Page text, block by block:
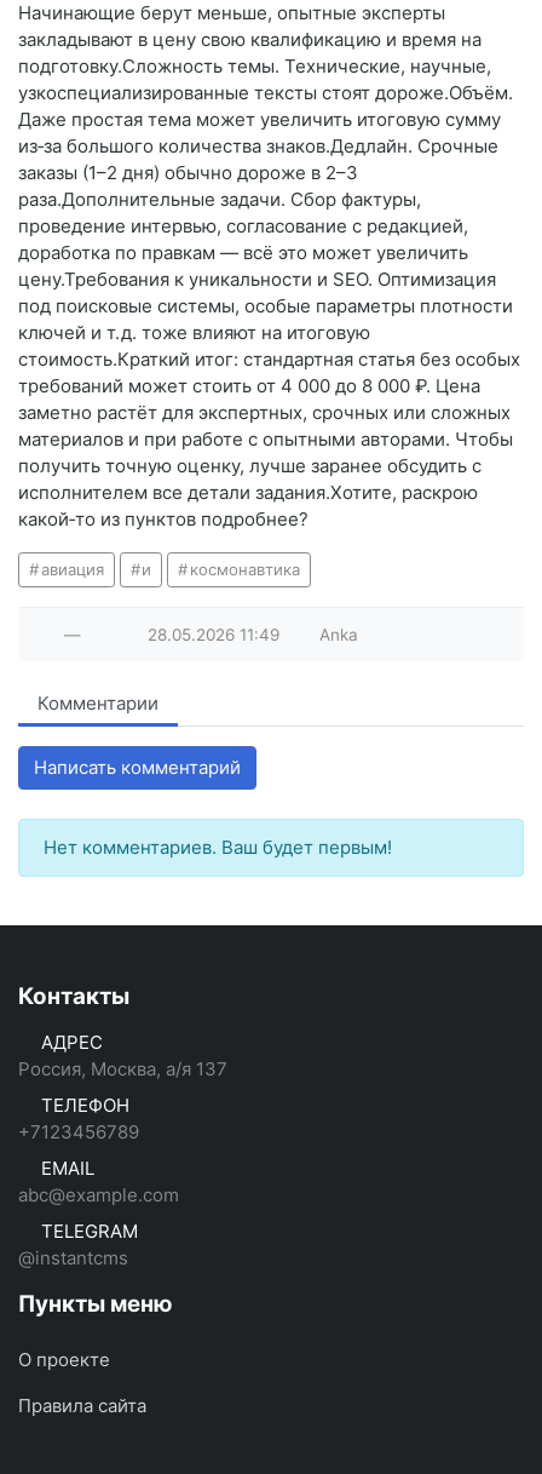
Начинающие берут меньше, опытные эксперты
закладывают в цену свою квалификацию и время на
подготовку.Сложность темы. Технические, научные,
узкоспециализированные тексты стоят дороже.Объём.
Даже простая тема может увеличить итоговую сумму
из‑за большого количества знаков.Дедлайн. Срочные
заказы (1–2 дня) обычно дороже в 2–3
раза.Дополнительные задачи. Сбор фактуры,
проведение интервью, согласование с редакцией,
доработка по правкам — всё это может увеличить
цену.Требования к уникальности и SEO. Оптимизация
под поисковые системы, особые параметры плотности
ключей и т. д. тоже влияют на итоговую
стоимость.Краткий итог: стандартная статья без особых
требований может стоить от 4 000 до 8 000 ₽. Цена
заметно растёт для экспертных, срочных или сложных
материалов и при работе с опытными авторами. Чтобы
получить точную оценку, лучше заранее обсудить с
исполнителем все детали задания.Хотите, раскрою
какой‑то из пунктов подробнее?
авиация и космонавтика
— 28.05.2026 11:49 Anka
Комментарии
Написать комментарий
Нет комментариев. Ваш будет первым!
Контакты
АДРЕС
Россия, Москва, а/я 137
ТЕЛЕФОН
+7123456789
EMAIL
abc@example.com
TELEGRAM
@instantcms
Пункты меню
О проекте
Правила сайта